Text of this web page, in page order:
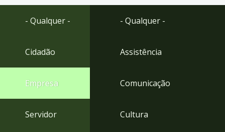
Ir
- Qualquer -
Cidadão
Empresa
Servidor
- Qualquer -
Assistência
Comunicação
Cultura